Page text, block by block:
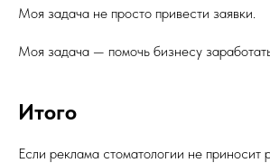
Моя задача не просто привести заявки.
Моя задача — помочь бизнесу
Итого
Если реклама стоматологии не приносит